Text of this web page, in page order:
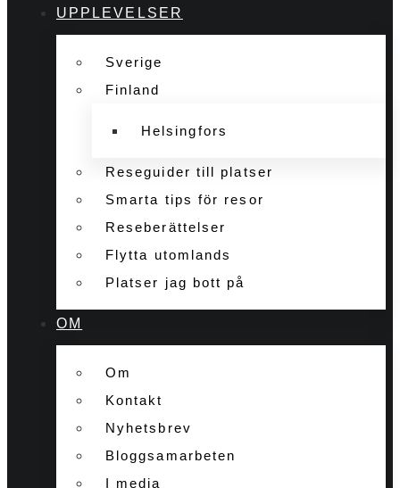
UPPLEVELSER
Sverige
Finland
Helsingfors
Reseguider till platser
Smarta tips för resor
Reseberättelser
Flytta utomlands
Platser jag bott på
OM
Om
Kontakt
Nyhetsbrev
Bloggsamarbeten
I media